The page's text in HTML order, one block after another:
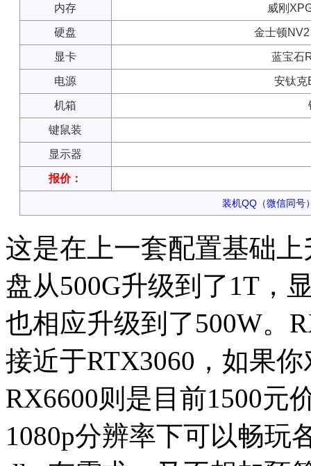
内存 威刚
硬盘 金士顿
显卡 蓝宝石
电源 安钛克
机箱
键鼠装
显示器
报价：
装机QQ（微信同号
这是在上一套配置基础
盘从500G升级到了1T，
也相应升级到了500W。
接近于RTX3060，如果
RX6600则是目前1500元
1080p分辨率下可以畅玩